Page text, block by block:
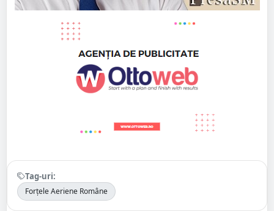
Tag-uri:
Forțele Aeriene Române